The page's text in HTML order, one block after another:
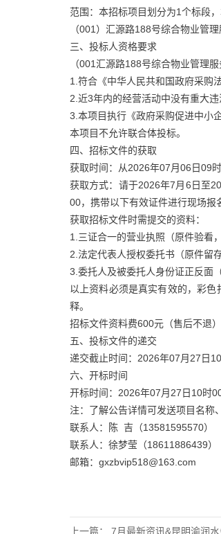
范围：本招标项目划分为1个标段，
（001）汇源路188号综合物业管理
三、投标人资格要求
（001汇源路188号综合物业管理
1.符合《中华人民共和国政府采购
2.近3年内的经营活动中没有重大违
3.本项目执行《政府采购促进中小
本项目不允许联合体投标。
四、招标文件的获取
获取时间：从2026年07月06日09
获取方式：请于2026年7月6日至
00，携带以下有效证件进行现场报
获取招标文件时需提交的资料：
1.三证合一的营业执照（原件验看
2.法定代表人授权委托书（原件留存
3.委托人及被委托人身份证正反面
以上资料必须是真实有效的，彩
释。
招标文件资料费600元（售后不退）
五、投标文件的递交
递交截止时间：2026年07月27日
六、开标时间
开标时间：2026年07月27日10时
注：了解公告详情可发送项目名称
联系人：陈 吉（13581595570）
联系人：徐梦莹（18611886439）
邮箱：gxzbvip518@163.com
上一篇： 7月最新资讯&昆明渝润